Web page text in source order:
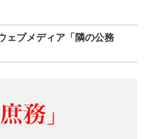
ェブメディア「隣の公務